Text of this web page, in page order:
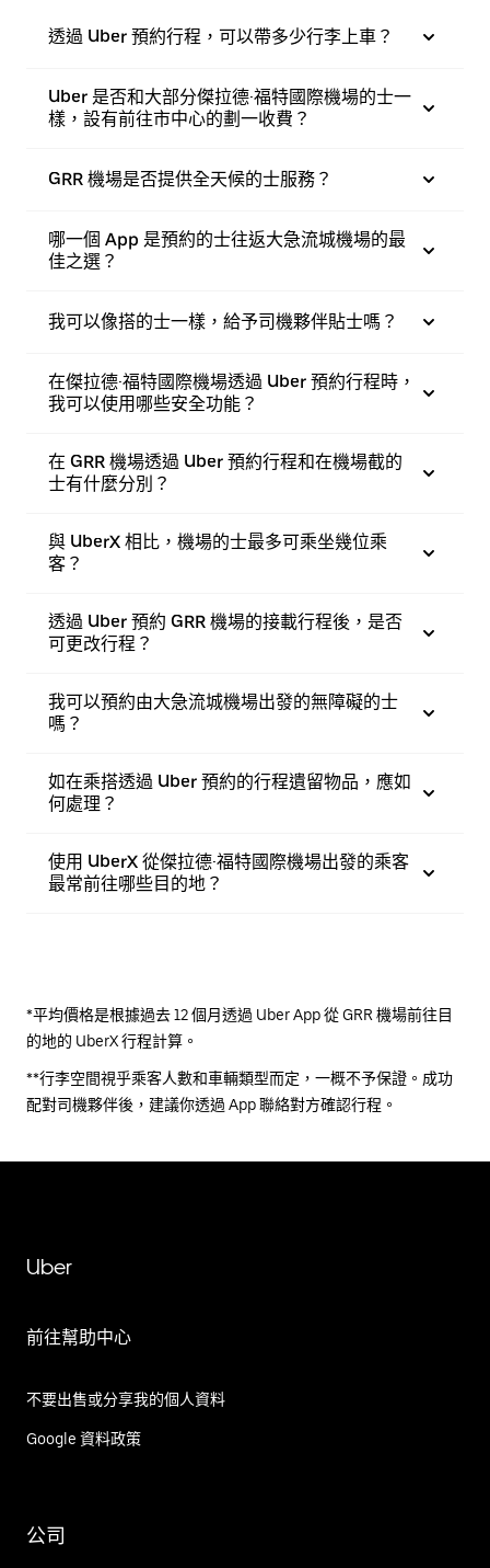
透過 Uber 預約行程，可以帶多少行李上車？
Uber 是否和大部分傑拉德·福特國際機場的士一
樣，設有前往市中心的劃一收費？
GRR 機場是否提供全天候的士服務？
哪一個 App 是預約的士往返大急流城機場的最
佳之選？
我可以像搭的士一樣，給予司機夥伴貼士嗎？
在傑拉德·福特國際機場透過 Uber 預約行程時，
我可以使用哪些安全功能？
在 GRR 機場透過 Uber 預約行程和在機場截的
士有什麼分別？
與 UberX 相比，機場的士最多可乘坐幾位乘
客？
透過 Uber 預約 GRR 機場的接載行程後，是否
可更改行程？
我可以預約由大急流城機場出發的無障礙的士
嗎？
如在乘搭透過 Uber 預約的行程遺留物品，應如
何處理？
使用 UberX 從傑拉德·福特國際機場出發的乘客
最常前往哪些目的地？
*平均價格是根據過去 12 個月透過 Uber App 從 GRR 機場前往目
的地的 UberX 行程計算。
**行李空間視乎乘客人數和車輛類型而定，一概不予保證。成功
配對司機夥伴後，建議你透過 App 聯絡對方確認行程。
Uber
前往幫助中心
不要出售或分享我的個人資料
Google 資料政策
公司